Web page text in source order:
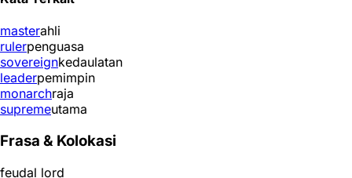
masterahli
rulerpenguasa
sovereignkedaulatan
leaderpemimpin
monarchraja
supremeutama
Frasa & Kolokasi
feudal lord